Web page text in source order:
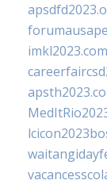
imkl2023.com